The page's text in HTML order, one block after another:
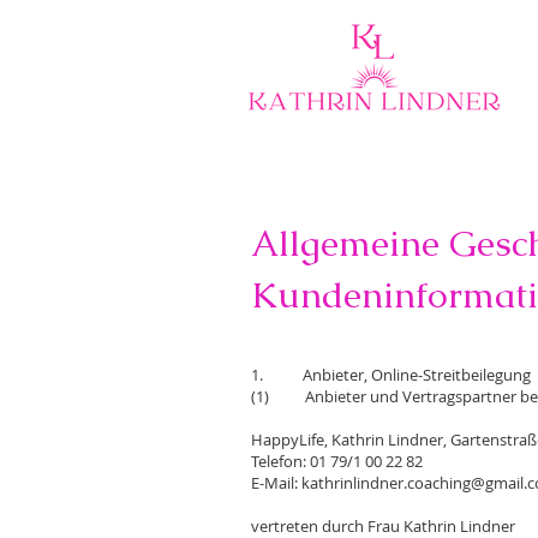
Allgemeine
1. Anbieter, Online-Streitbeilegung
(1) Anbieter und Vertragspartner
HappyLife, Kathrin Lindner,
Telefon: 01 79/1 00 22 82
E-Mail:
vertreten durch Frau Kathrin Lindner